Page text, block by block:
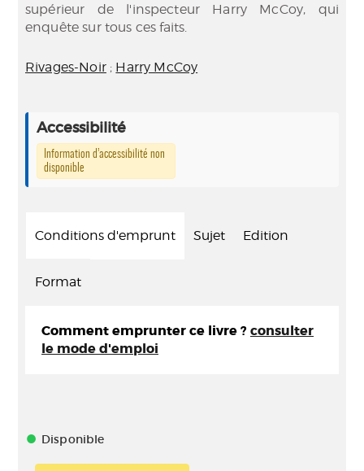
supérieur de l'inspecteur Harry McCoy, qui
enquête sur tous ces faits.
Rivages-Noir; Harry McCoy
Accessibilité
Information d’accessibilité non
disponible
Conditions d'emprunt Sujet Edition
Format
Comment emprunter ce livre ? consulter
le mode d'emploi
Disponible